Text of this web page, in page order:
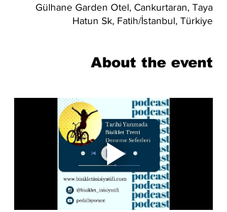
Gülhane Garden Otel, Cankurtaran, Taya
Hatun Sk, Fatih/İstanbul, Türkiye
About the event